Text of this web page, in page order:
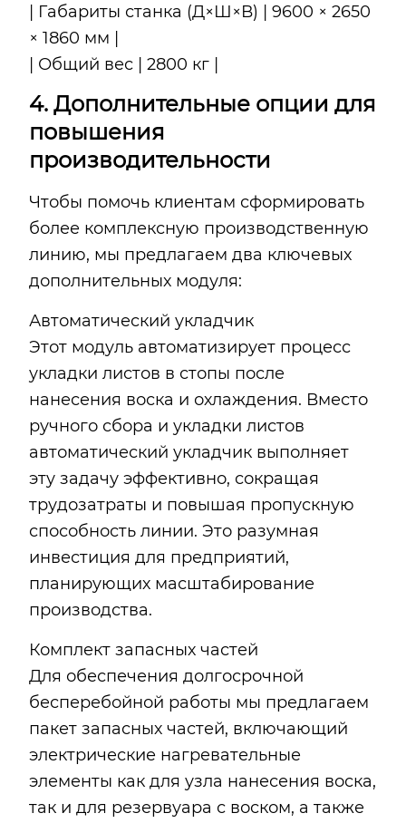
| Габариты станка (Д×Ш×В) | 9600 × 2650
× 1860 мм |
| Общий вес | 2800 кг |
4. Дополнительные опции для
повышения
производительности
Чтобы помочь клиентам сформировать
более комплексную производственную
линию, мы предлагаем два ключевых
дополнительных модуля:
Автоматический укладчик
Этот модуль автоматизирует процесс
укладки листов в стопы после
нанесения воска и охлаждения. Вместо
ручного сбора и укладки листов
автоматический укладчик выполняет
эту задачу эффективно, сокращая
трудозатраты и повышая пропускную
способность линии. Это разумная
инвестиция для предприятий,
планирующих масштабирование
производства.
Комплект запасных частей
Для обеспечения долгосрочной
бесперебойной работы мы предлагаем
пакет запасных частей, включающий
электрические нагревательные
элементы как для узла нанесения воска,
так и для резервуара с воском, а также